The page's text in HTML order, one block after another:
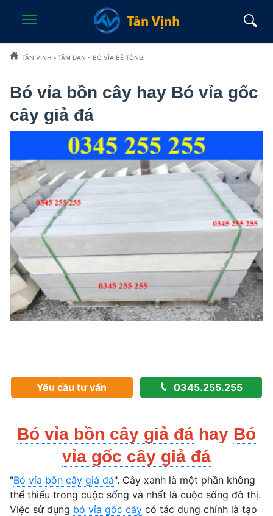
TÂN VỊNH » TẤM ĐAN - BÓ VỈA BÊ TÔNG
Bó vỉa bồn cây hay Bó vỉa gốc
cây giả đá
Yêu cầu tư vấn 0345.255.255
Bó vỉa bồn cây giả đá hay Bó
vỉa gốc cây giả đá
"Bó vỉa bồn cây giả đá". Cây xanh là một phần không
thể thiếu trong cuộc sống và nhất là cuộc sống đô thị.
Việc sử dụng bó vỉa gốc cây có tác dụng chính là tạo